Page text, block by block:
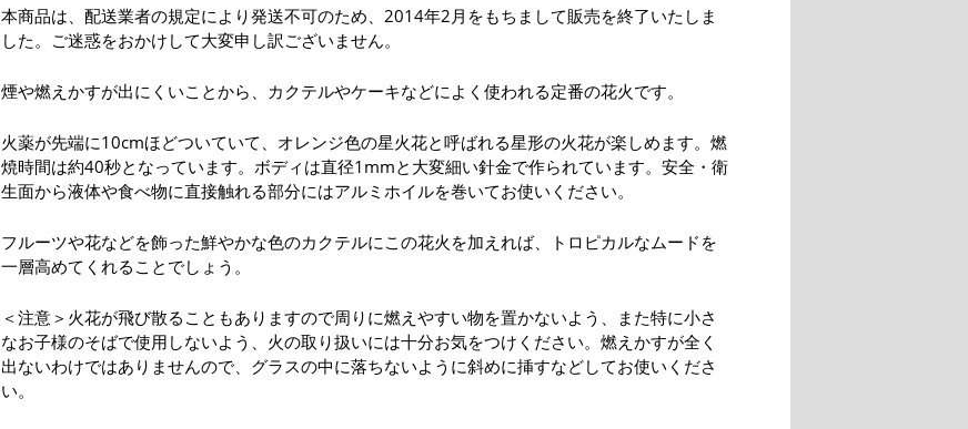
本商品は、配送業者の規定により発送不可のため、2014年2月をもちまして販売を終了いたしま
した。ご迷惑をおかけして大変申し訳ございません。
煙や燃えかすが出にくいことから、カクテルやケーキなどによく使われる定番の花火です。
火薬が先端に10cmほどついていて、オレンジ色の星火花と呼ばれる星形の火花が楽しめます。燃
焼時間は約40秒となっています。ボディは直径1mmと大変細い針金で作られています。安全・衛
生面から液体や食べ物に直接触れる部分にはアルミホイルを巻いてお使いください。
フルーツや花などを飾った鮮やかな色のカクテルにこの花火を加えれば、トロピカルなムードを
一層高めてくれることでしょう。
＜注意＞火花が飛び散ることもありますので周りに燃えやすい物を置かないよう、また特に小さ
なお子様のそばで使用しないよう、火の取り扱いには十分お気をつけください。燃えかすが全く
出ないわけではありませんので、グラスの中に落ちないように斜めに挿すなどしてお使いくださ
い。